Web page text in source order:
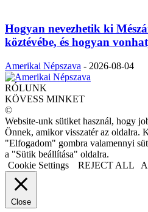
Hogyan nevezhetik ki
köztévébe, és hogyan
Amerikai Népszava - 2026-08-04
RÓLUNK
KÖVESS MINKET
©
Website-unk sütiket használ, hogy
Önnek, amikor visszatér az oldalra.
"Elfogadom" gombra valamennyi
a "Sütik beállítása" oldalra.
Cookie Settings
REJECT ALL
Close